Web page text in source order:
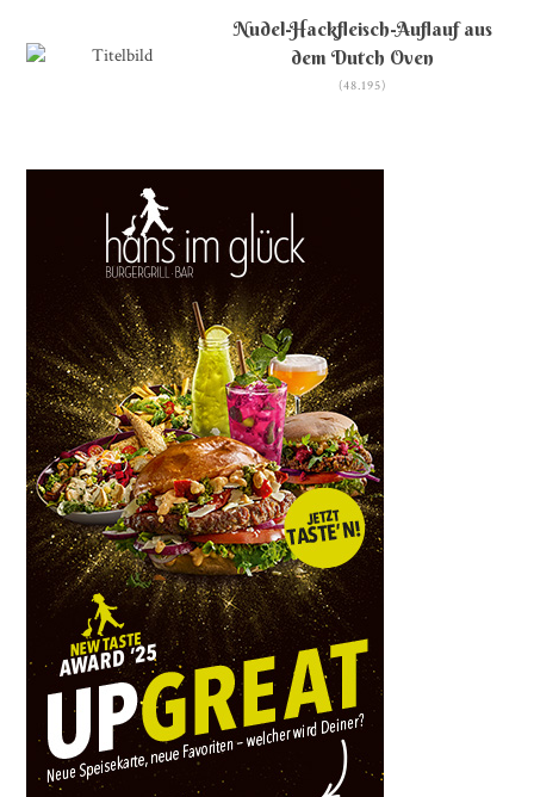
Nudel-Hackfleisch-Auflauf aus
dem Dutch Oven
(48.195)